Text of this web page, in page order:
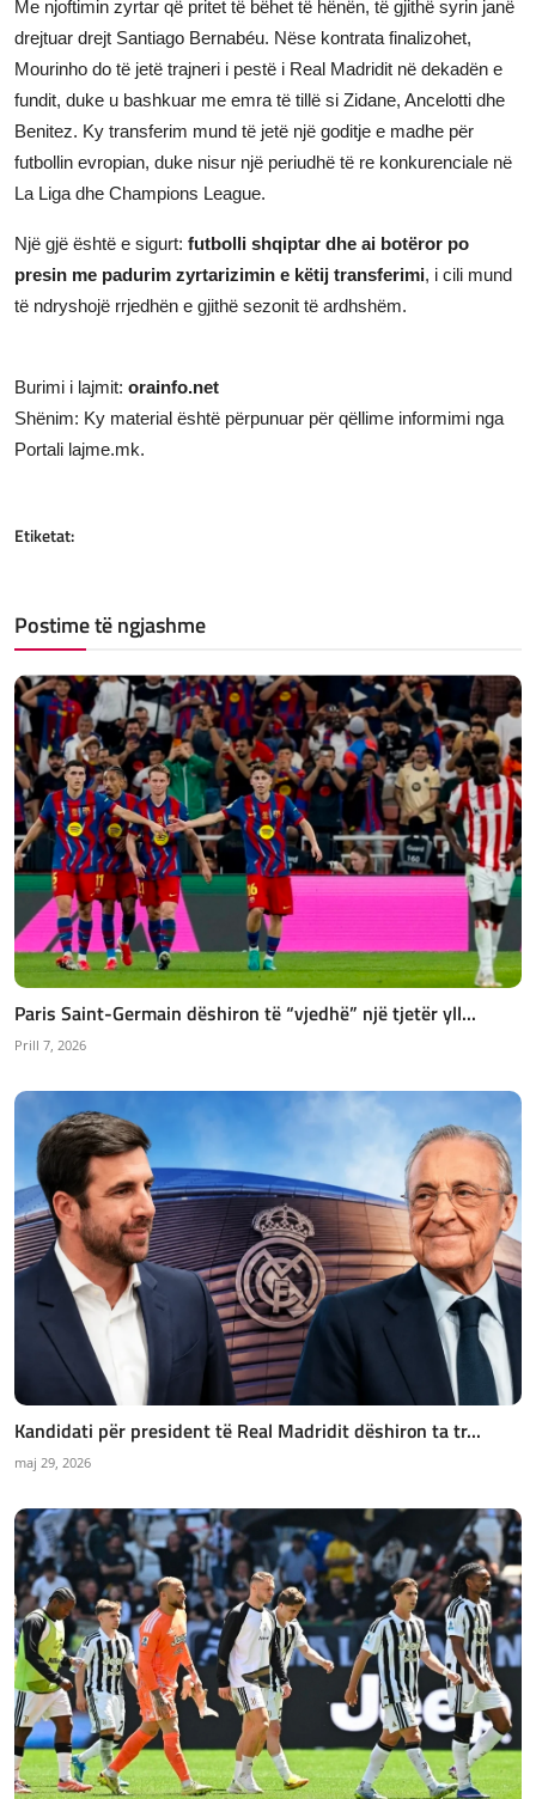
Me njoftimin zyrtar që pritet të bëhet të hënën, të gjithë syrin janë
drejtuar drejt Santiago Bernabéu. Nëse kontrata finalizohet,
Mourinho do të jetë trajneri i pestë i Real Madridit në dekadën e
fundit, duke u bashkuar me emra të tillë si Zidane, Ancelotti dhe
Benitez. Ky transferim mund të jetë një goditje e madhe për
futbollin evropian, duke nisur një periudhë të re konkurenciale në
La Liga dhe Champions League.
Një gjë është e sigurt: futbolli shqiptar dhe ai botëror po
presin me padurim zyrtarizimin e këtij transferimi, i cili mund
të ndryshojë rrjedhën e gjithë sezonit të ardhshëm.
Burimi i lajmit: orainfo.net
Shënim: Ky material është përpunuar për qëllime informimi nga
Portali lajme.mk.
Etiketat:
Postime të ngjashme
Paris Saint-Germain dëshiron të “vjedhë” një tjetër yll...
Prill 7, 2026
Kandidati për president të Real Madridit dëshiron ta tr...
maj 29, 2026